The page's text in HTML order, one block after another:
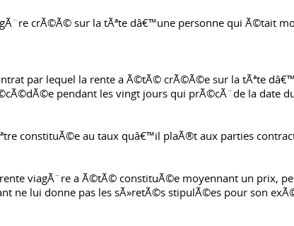
crÃ©Ã© sur la tÃªte dâ€™une personne qui Ã©tait
par lequel la rente a Ã©tÃ© crÃ©Ã©e sur la tÃªte
pendant les vingt jours qui prÃ©cÃ¨de la date
constituÃ©e au taux quâ€™il plaÃ®t aux parties
viagÃ¨re a Ã©tÃ© constituÃ©e moyennant un prix,
ne lui donne pas les sÃ»retÃ©s stipulÃ©es pour son